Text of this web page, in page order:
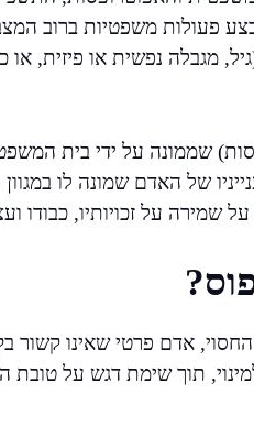
פעולות משפטיות ברוב
מגבלה נפשית או פיזית,
שממונה על ידי בית
של האדם שמונה לו
על זכויותיו, כבודו
אדם פרטי שאינו קשור
תוך שימת דגש על טובת